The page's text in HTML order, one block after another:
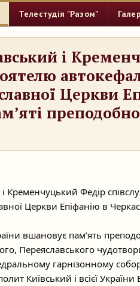
Телестудія "Разом"
і
Церкви
Кременчуцький Федір
Церкви Епіфанію в
вшановує памʼять
Переяславського
гарнізонному
Київський і всієї України